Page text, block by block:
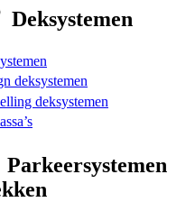
Deksystemen
deksystemen
deksystemen
Parkeersystemen